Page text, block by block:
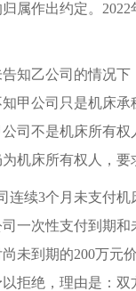
属作出约定。
知乙公司的情况
甲公司只是机床
司不是机床所有
机床所有权人，要
连续3个月未支付
一次性支付到期和
未到期的200万元
拒绝，理由是：